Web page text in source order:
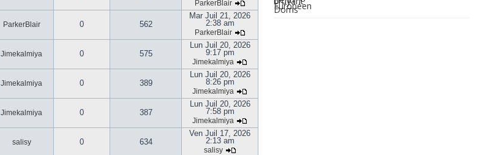
ParkerBlair
ParkerBlair 0 562
Mar Juil 21, 2026
2:38 am
ParkerBlair
Jimekalmiya 0 575
Lun Juil 20, 2026
9:17 pm
Jimekalmiya
Jimekalmiya 0 389
Lun Juil 20, 2026
8:26 pm
Jimekalmiya
Jimekalmiya 0 387
Lun Juil 20, 2026
7:58 pm
Jimekalmiya
salisy 0 634
Ven Juil 17, 2026
2:13 am
salisy